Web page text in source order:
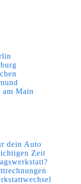
Main
dein Auto
Zeit